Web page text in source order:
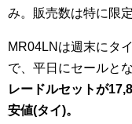
み。販売数は特に限
MR04LNは週末にタ
で、平日にセールと
レードルセットが
安値(タイ)。